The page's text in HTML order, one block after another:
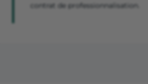
contrat de professionnalisation.